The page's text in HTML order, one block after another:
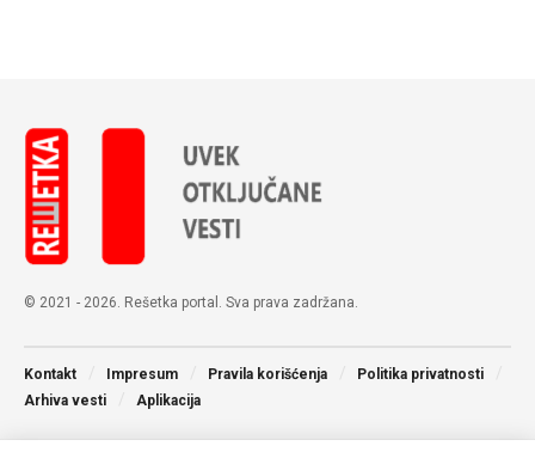
© 2021 - 2026. Rešetka portal. Sva prava zadržana.
Kontakt Impresum Pravila korišćenja
Politika privatnosti
Arhiva vesti
Aplikacija